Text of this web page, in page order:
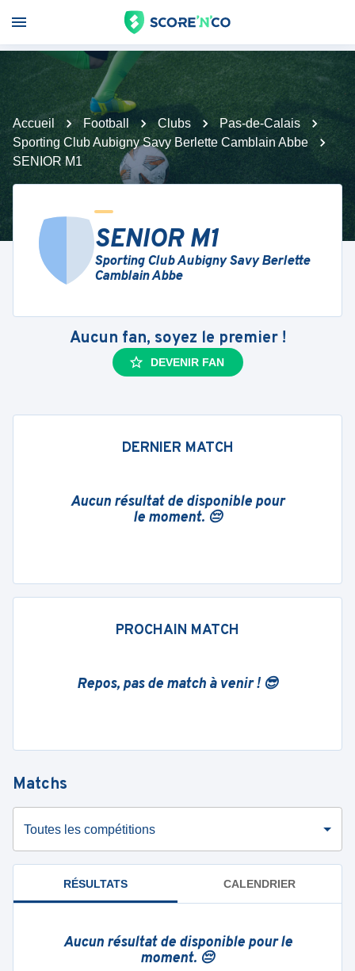
Accueil Football Clubs
Pas-de-Calais
Sporting Club Aubigny Savy Berlette Camblain Abbe
SENIOR M1
SENIOR M1
Sporting Club Aubigny Savy Berlette
Camblain Abbe
Aucun fan, soyez le premier !
DEVENIR FAN
DERNIER MATCH
Aucun résultat de disponible pour
le moment. 😔
PROCHAIN MATCH
Repos, pas de match à venir ! 😎
Matchs
Toutes les compétitions
RÉSULTATS CALENDRIER
Aucun résultat de disponible pour le
moment. 😔